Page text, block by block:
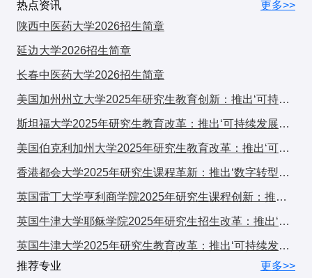
五、报考建议
资源丰富
就业导向：考虑浙大、中山大学
：选择B区211（如云南大学）或冷门方向
（心理测量学）
总结
基础心理学适合有志于学术研究或教育的学生，就业虽不
如应用心理学广泛，但在
高校、科研机构、企业研发等领
域有独特优势。报考时需结合自身实验技能、职业规划，
选择匹配的院校层次和研究方向。
Q ：没有心理学背景能否报考？
A：可以，但需自学心理学基础课程并通过考试。
热点资讯
更多>>
陕西中医药大学2026招生简章
延边大学2026招生简章
长春中医药大学2026招生简章
美国加州州立大学2025年研究生教育创新：推出‘可持续发展与科技融合’跨学科计划，引发广泛关注
斯坦福大学2025年研究生教育改革：推出‘可持续发展与科技融合’跨学科计划，引发全球关注
美国伯克利加州大学2025年研究生教育改革：推出‘可持续发展与科技融合’交叉培养计划，引发学术界广泛关注
香港都会大学2025年研究生课程革新：推出‘数字转型与可持续发展’跨学科计划，引发广泛关注
英国雷丁大学亨利商学院2025年研究生课程创新：推出‘可持续金融与ESG’专项计划，引领商科教育新趋势
英国牛津大学耶稣学院2025年研究生招生改革：推出‘全球挑战’跨学科项目，引发国际教育界关注
英国牛津大学2025年研究生教育改革：推出‘可持续发展与全球挑战’交叉学科计划，引发国际教育界关注
推荐专业
更多>>